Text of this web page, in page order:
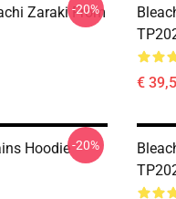
Zaraki From
-20%
€
Hoodie-20%